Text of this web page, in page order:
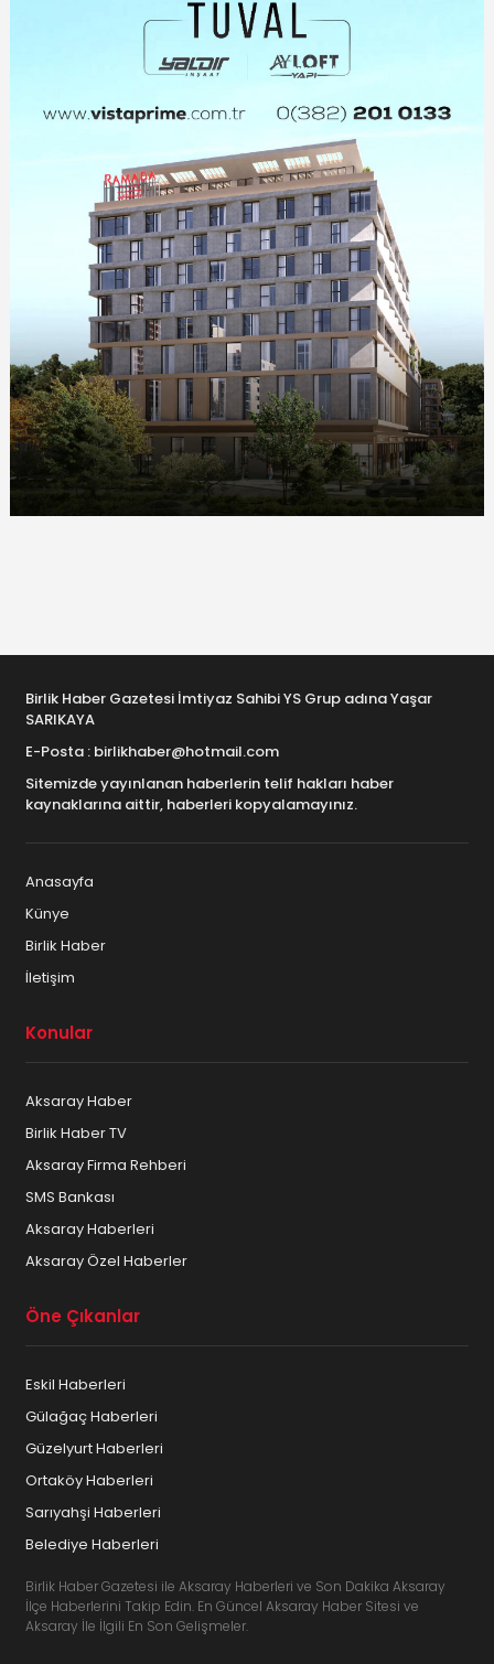
Birlik Haber Gazetesi İmtiyaz Sahibi YS Grup adına Yaşar
SARIKAYA
E-Posta : birlikhaber@hotmail.com
Sitemizde yayınlanan haberlerin telif hakları haber
kaynaklarına aittir, haberleri kopyalamayınız.
Anasayfa
Künye
Birlik Haber
İletişim
Konular
Aksaray Haber
Birlik Haber TV
Aksaray Firma Rehberi
SMS Bankası
Aksaray Haberleri
Aksaray Özel Haberler
Öne Çıkanlar
Eskil Haberleri
Gülağaç Haberleri
Güzelyurt Haberleri
Ortaköy Haberleri
Sarıyahşi Haberleri
Belediye Haberleri
Birlik Haber Gazetesi ile Aksaray Haberleri ve Son Dakika Aksaray
İlçe Haberlerini Takip Edin. En Güncel Aksaray Haber Sitesi ve
Aksaray İle İlgili En Son Gelişmeler.